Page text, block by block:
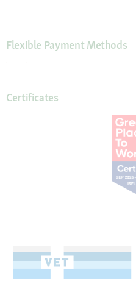
Flexible Payment Methods
Certificates